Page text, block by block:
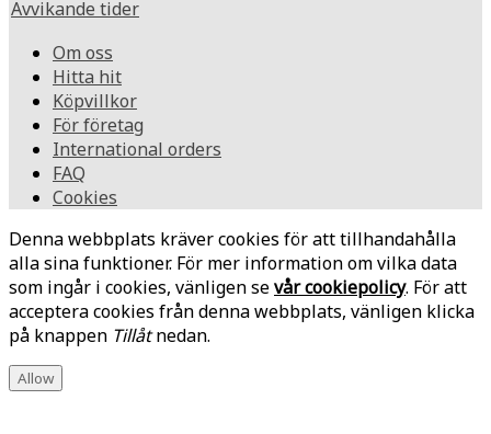
Avvikande tider
Om oss
Hitta hit
Köpvillkor
För företag
International orders
FAQ
Cookies
Denna webbplats kräver cookies för att tillhandahålla
alla sina funktioner. För mer information om vilka data
som ingår i cookies, vänligen sevår cookiepolicy. För att
acceptera cookies från denna webbplats, vänligen klicka
på knappen Tillåtnedan.
Allow